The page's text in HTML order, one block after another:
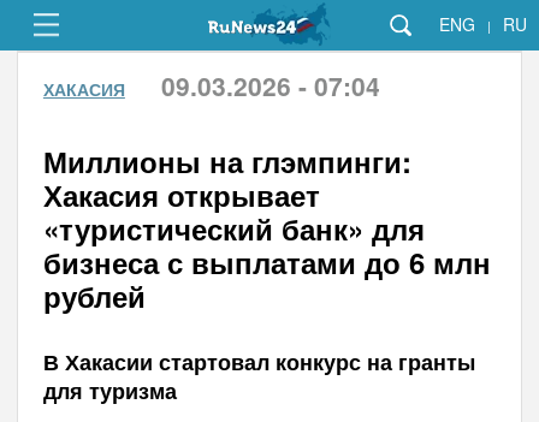
ENG | RU
ХАКАСИЯ 09.03.2026 - 07:04
Миллионы на глэмпинги:
Хакасия открывает
«туристический банк» для
бизнеса с выплатами до 6 млн
рублей
В Хакасии стартовал конкурс на гранты
для туризма